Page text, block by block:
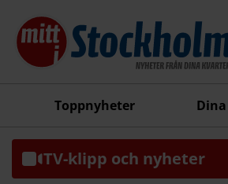
Toppnyheter
TV-klipp och nyheter